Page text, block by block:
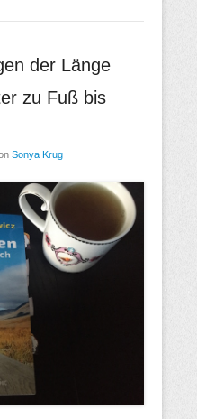
der Länge
zu Fuß bis
Sonya Krug